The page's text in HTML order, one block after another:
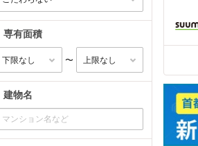
専有面積
〜
建物名